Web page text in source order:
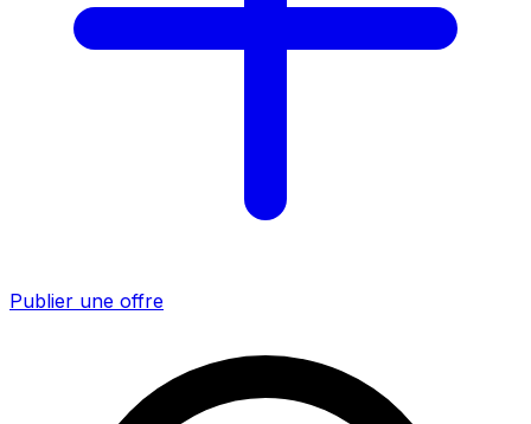
Publier une offre